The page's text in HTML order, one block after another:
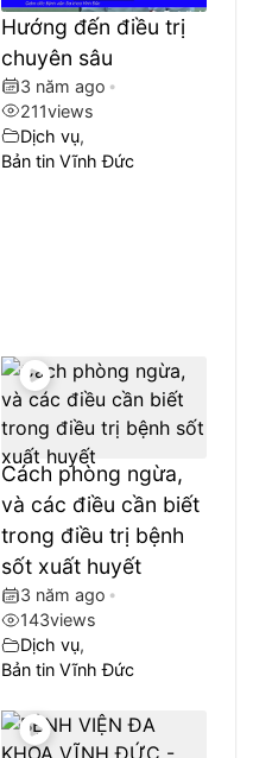
Hướng đến điều trị
chuyên sâu
3 năm ago •
211views
Dịch vụ,
Bản tin Vĩnh Đức
Cách phòng ngừa,
và các điều cần biết
trong điều trị bệnh
sốt xuất huyết
3 năm ago •
143views
Dịch vụ,
Bản tin Vĩnh Đức